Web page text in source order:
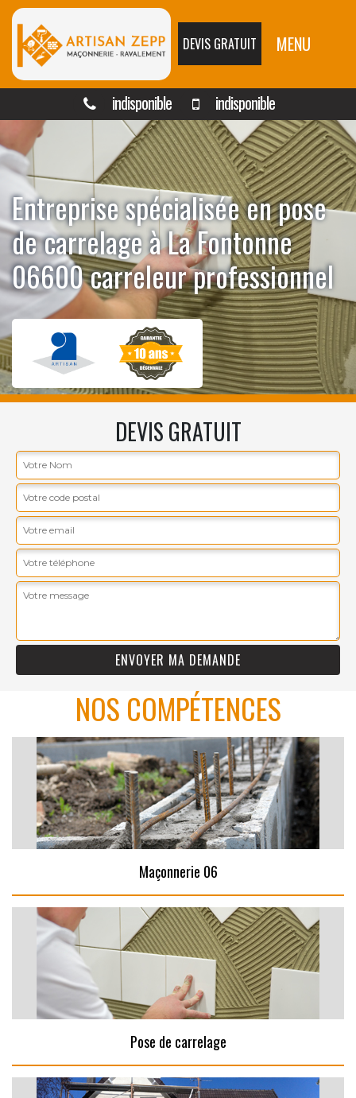
DEVIS GRATUIT MENU
indisponible indisponible
Entreprise spécialisée en pose
de carrelage à La Fontonne
06600 carreleur professionnel
DEVIS GRATUIT
NOS COMPÉTENCES
Maçonnerie 06
Pose de carrelage